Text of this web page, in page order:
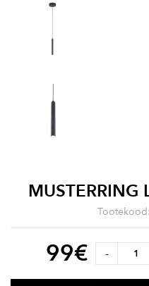
MUSTERRING
Tootekood:
99€ -